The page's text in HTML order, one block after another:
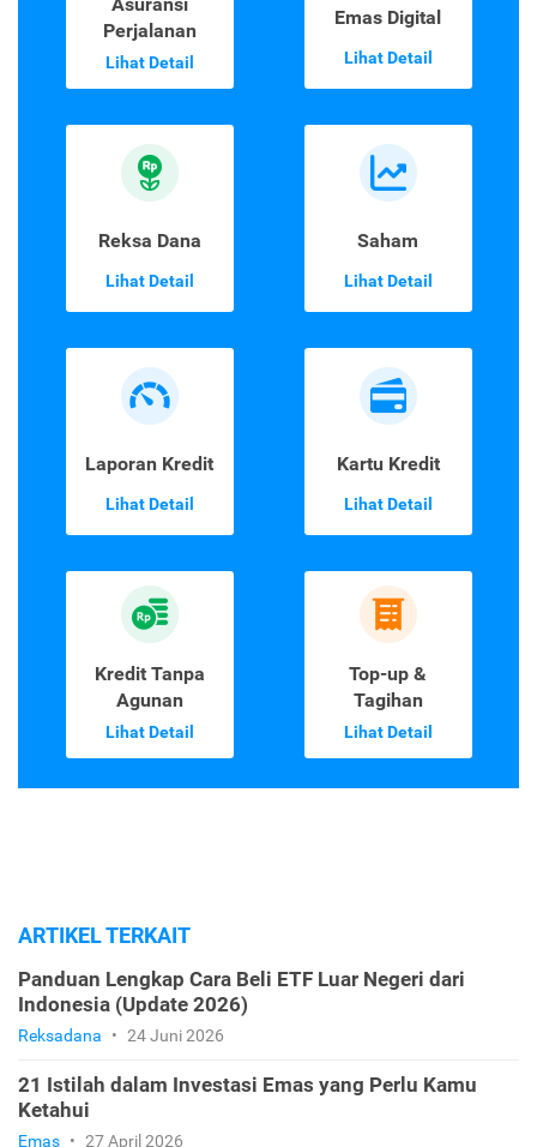
Perjalanan
Lihat Detail
Emas Digital
Lihat Detail
Reksa Dana
Lihat Detail
Saham
Lihat Detail
Laporan Kredit
Lihat Detail
Kartu Kredit
Lihat Detail
Kredit Tanpa
Agunan
Lihat Detail
Top-up &
Tagihan
Lihat Detail
ARTIKEL TERKAIT
Panduan Lengkap Cara Beli ETF Luar Negeri dari
Indonesia (Update 2026)
Reksadana • 24 Juni 2026
21 Istilah dalam Investasi Emas yang Perlu Kamu
Ketahui
Emas • 27 April 2026